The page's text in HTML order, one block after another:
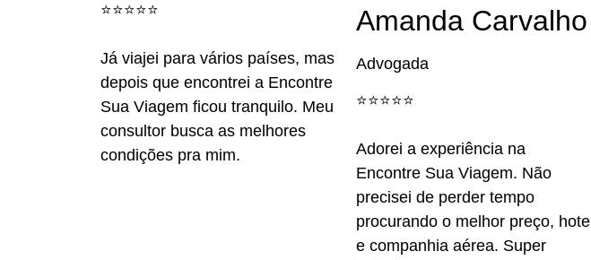
⭐️⭐️⭐️⭐️⭐️
Já viajei para vários países, mas
depois que encontrei a Encontre
Sua Viagem ficou tranquilo. Meu
consultor busca as melhores
condições pra mim.
Amanda Carvalho
Advogada
⭐️⭐️⭐️⭐️⭐️
Adorei a experiência na
Encontre Sua Viagem. Não
precisei de perder tempo
procurando o melhor preço, hotel
e companhia aérea. Super